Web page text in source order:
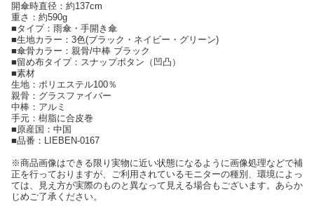
開傘時直径：約137cm
重さ：約590g
■タイプ：雨傘・手開き傘
■生地カラー：3色(ブラック・ネイビー・グリーン)
■傘骨カラー：親骨/中棒 ブラック
■留め布タイプ：スナップボタン（凹凸）
■素材
生地：ポリエステル100％
親骨：グラスファイバー
中棒：アルミ
手元：樹脂に合皮巻
■原産国：中国
■品番：LIEBEN-0167
※商品画像はできる限り実物に近い状態になるように画像処理などで補
正を行っておりますが、ご利用されているモニターの種別、環境によっ
ては、見え方が実際のものと異なって見える場合もございます。あらか
じめご了承ください。